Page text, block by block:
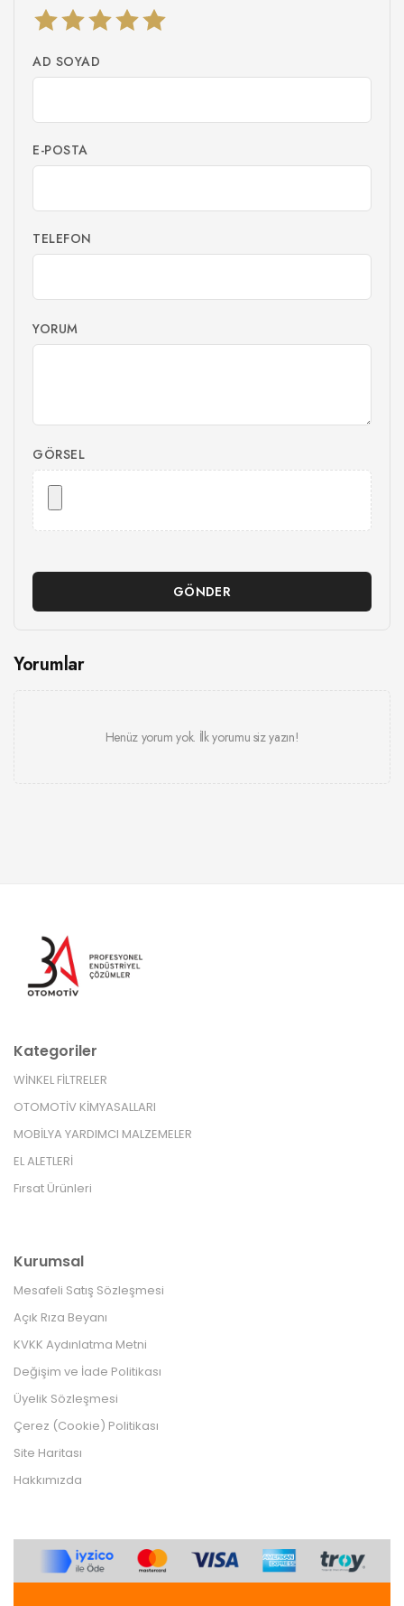
AD SOYAD
E-POSTA
TELEFON
YORUM
GÖRSEL
GÖNDER
Yorumlar
Henüz yorum yok. İlk yorumu siz yazın!
Kategoriler
WİNKEL FİLTRELER
OTOMOTİV KİMYASALLARI
MOBİLYA YARDIMCI MALZEMELER
EL ALETLERİ
Fırsat Ürünleri
Kurumsal
Mesafeli Satış Sözleşmesi
Açık Rıza Beyanı
KVKK Aydınlatma Metni
Değişim ve İade Politikası
Üyelik Sözleşmesi
Çerez (Cookie) Politikası
Site Haritası
Hakkımızda